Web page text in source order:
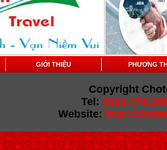
GIỚI THIỆU PHƯƠNG
Copyright
Tel: 0919.479.289
Website: http://